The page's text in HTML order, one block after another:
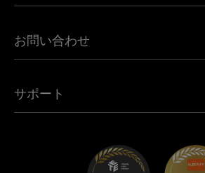
アフリカ向けeSIM
すべての目的地を見る
Jeep向けUbigi
Mini向けUbigi
Maserati向けUbigi
Ubigi関連プレス
Ubigiアプリ
お問い合わせ
アフェリエイトプログラム
サポート
トラブルシューティング